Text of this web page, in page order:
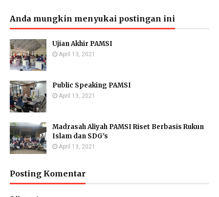
Anda mungkin menyukai postingan ini
Ujian Akhir PAMSI
April 13, 2021
Public Speaking PAMSI
April 13, 2021
Madrasah Aliyah PAMSI Riset Berbasis Rukun
Islam dan SDG's
April 13, 2021
Posting Komentar